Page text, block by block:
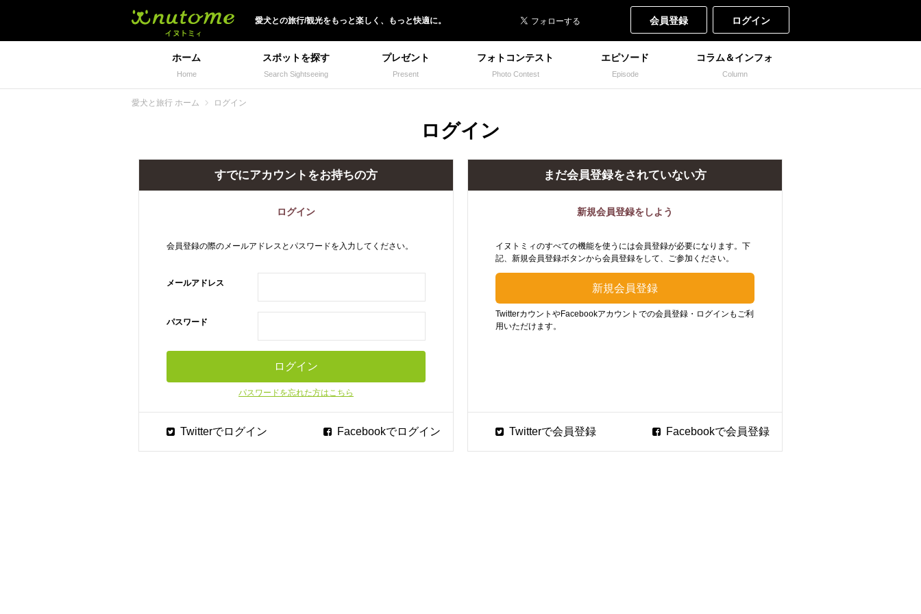
愛犬との旅行/観光をもっと楽しく、 もっと快適に。 会員登録 ログイン
ホーム
Home
スポットを探す
Search Sightseeing
プレゼント
Present
フォトコンテスト
Photo Contest
エピソード
Episode
コラム＆インフォ
Column
愛犬と旅行 ホーム ログイン
ログイン
すでにアカウントをお持ちの方
ログイン
会員登録の際のメールアドレスとパスワードを入力してください。
メールアドレス
パスワード
パスワードを忘れた方はこちら
まだ会員登録をされていない方
新規会員登録をしよう
イヌトミィのすべての機能を使うには会員登録が必要になります。下
記、新規会員登録ボタンから会員登録をして、ご参加ください。
TwitterカウントやFacebookアカウントでの会員登録・ログインもご利
用いただけます。